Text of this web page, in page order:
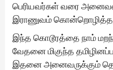
பெரியவர்கள் வரை
இராணுவம்
இந்த கொடூரத்தை நாம்
வேதனை மிகுந்த
இதனை அனைவருக்கும்